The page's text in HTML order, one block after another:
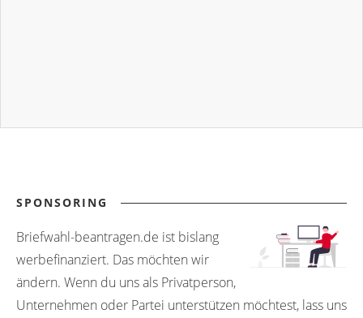
SPONSORING
Briefwahl-beantragen.de ist bislang
werbefinanziert. Das möchten wir
ändern. Wenn du uns als Privatperson,
Unternehmen oder Partei unterstützen möchtest, lass uns